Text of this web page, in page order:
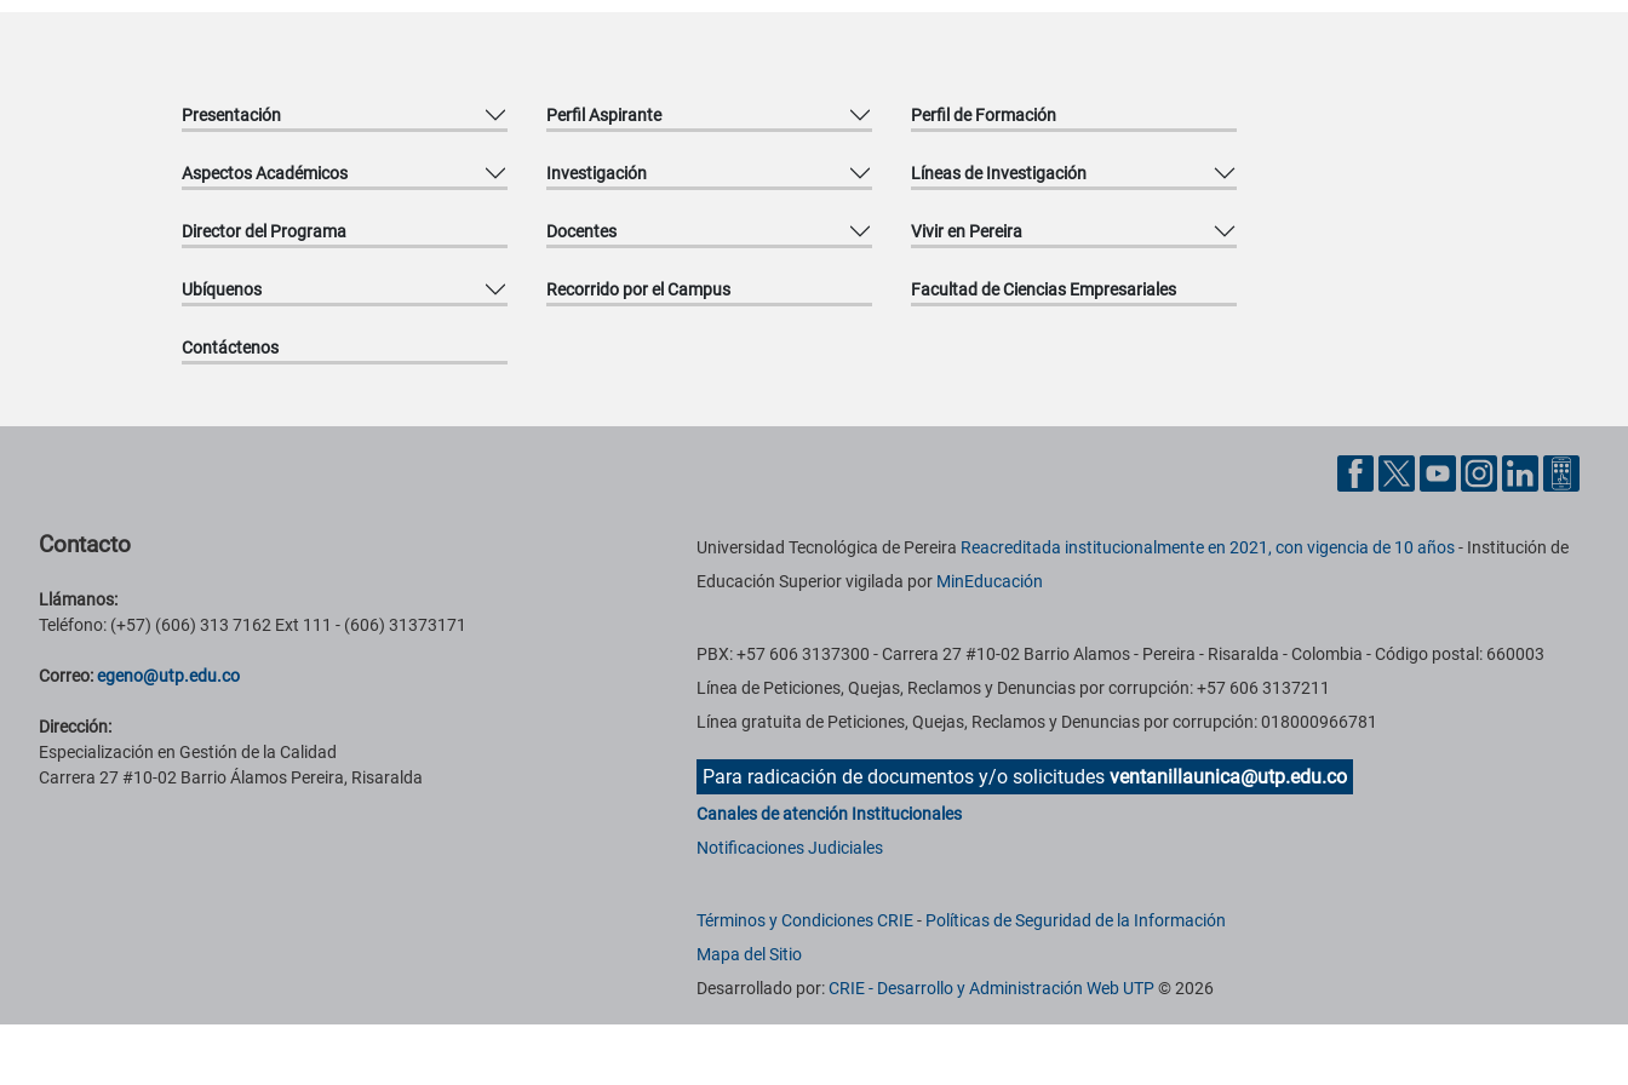
Presentación Perfil Aspirante Perfil de Formación
Aspectos Académicos Investigación Líneas de Investigación
Director del Programa Docentes Vivir en Pereira
Ubíquenos Recorrido por el Campus Facultad de Ciencias Empresariales
Contáctenos
Contacto
Llámanos:
Teléfono: (+57) (606) 313 7162 Ext 111 - (606) 31373171
Correo:egeno@utp.edu.co
Dirección:
Especialización en Gestión de la Calidad
Carrera 27 #10-02 Barrio Álamos Pereira, Risaralda
Información institucional
Universidad Tecnológica de Pereira Reacreditada institucionalmente en 2021, con vigencia de 10 años- Institución de
Educación Superior vigilada por MinEducación
PBX: +57 606 3137300 - Carrera 27 #10-02 Barrio Alamos - Pereira - Risaralda - Colombia - Código postal: 660003
Línea de Peticiones, Quejas, Reclamos y Denuncias por corrupción: +57 606 3137211
Línea gratuita de Peticiones, Quejas, Reclamos y Denuncias por corrupción: 018000966781
Para radicación de documentos y/o solicitudesventanillaunica@utp.edu.co
Canales de atención Institucionales
Notificaciones Judiciales
Términos y Condiciones CRIE- Políticas de Seguridad de la Información
Mapa del Sitio
Desarrollado por:CRIE - Desarrollo y Administración Web UTP© 2026